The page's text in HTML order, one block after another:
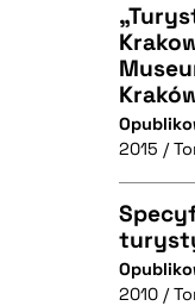
2015 /
2010 /